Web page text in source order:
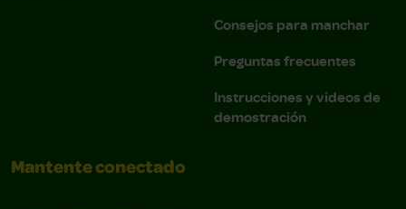
Consejos para manchar
Preguntas frecuentes
Instrucciones y videos de
demostración
Mantente conectado